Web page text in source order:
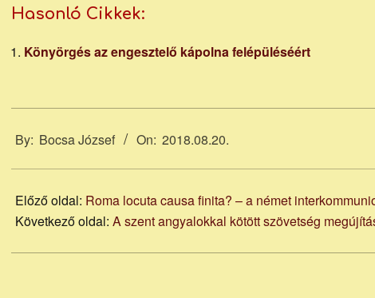
Hasonló Cikkek:
Könyörgés az engesztelő kápolna felépüléséért
08-
By: Bocsa József On: 2018.08.20.
Előző oldal: Roma locuta causa finita? – a német
Következő oldal: A szent angyalokkal kötött szövetség